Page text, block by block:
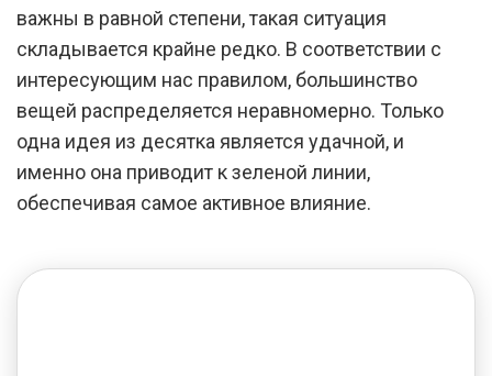
важны в равной степени, такая ситуация
складывается крайне редко. В соответствии с
интересующим нас правилом, большинство
вещей распределяется неравномерно. Только
одна идея из десятка является удачной, и
именно она приводит к зеленой линии,
обеспечивая самое активное влияние.